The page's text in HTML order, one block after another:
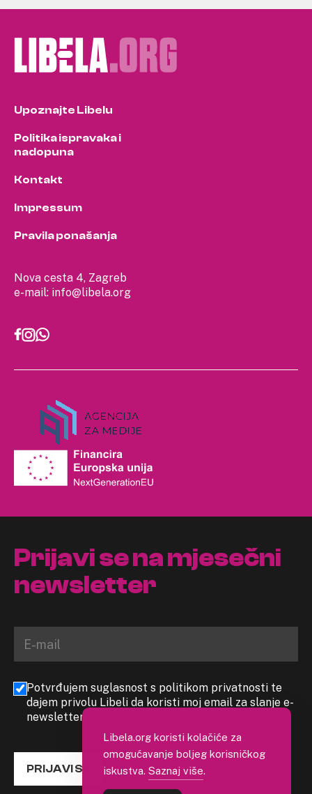
Nova cesta 4, Zagreb
e-mail: info@libela.org
Upoznajte Libelu
Politika ispravaka i
nadopuna
Kontakt
Impressum
Pravila ponašanja
Prijavi se na mjesečni
newsletter
Potvrđujem suglasnost s politikom privatnosti te
dajem privolu Libeli da koristi moj email za slanje e-
newslettera
PRIJAVI SE
Libela.org koristi kolačiće za
omogućavanje boljeg korisničkog
iskustva. Saznaj više.